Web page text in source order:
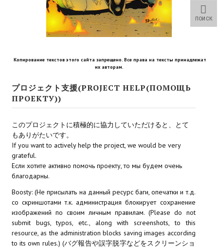
Sacred Gold Remaster Fan Edition
Red Faction remaster Fan Edition
Age of Pirates: Caribbean Tales Remaster Fan Edition
Корсары 3 Сундук мертвеца Remaster Fan Edition
Sea Dogs Remaster Fan Edition
НОВОСТИ ПОРТАЛА
Новости
Новости Архив
МОДЫ ДЛЯ ИГР
Патчи
Копирование текстов этого сайта запрещено. Все права на тексты принадлежат
их авторам.
プロジェクト支援(PROJECT HELP(ПОМОЩЬ
ПРОЕКТУ))
このプロジェクトに積極的に協力していただけると、とて
もありがたいです。
If you want to actively help the project, we would be very
grateful.
Если хотите активно помочь проекту, то мы будем очень
благодарны.
Boosty: (Не присылать на данный ресурс баги, опечатки и т.д.
со скриншотами т.к. администрация блокирует сохранение
изображений по своим личным правилам. (Please do not
submit bugs, typos, etc., along with screenshots, to this
resource, as the administration blocks saving images according
to its own rules.) (バグ報告や誤字脱字などをスクリーンショ
ПОИСК